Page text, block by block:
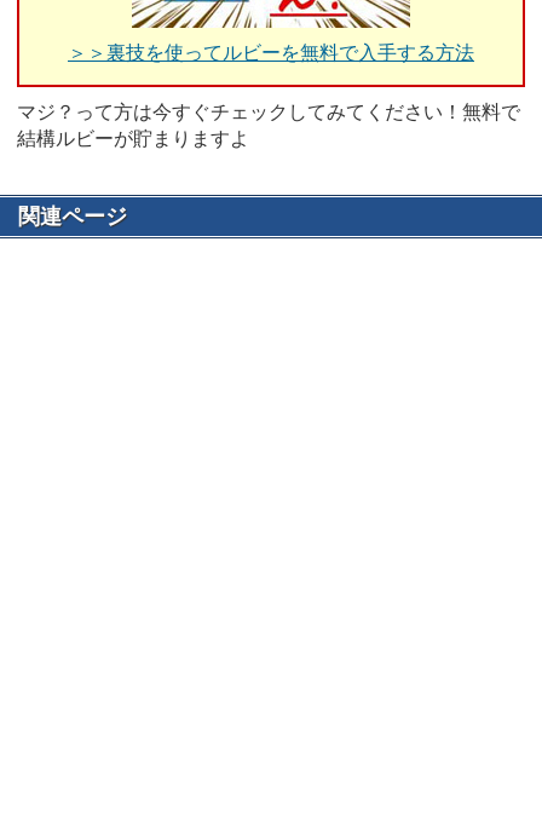
＞＞裏技を使ってルビーを無料で入手する方法
マジ？って方は今すぐチェックしてみてください！無料で
結構ルビーが貯まりますよ
関連ページ